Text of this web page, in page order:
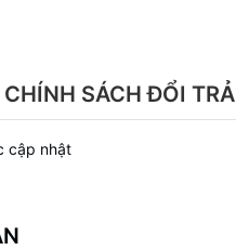
CHÍNH SÁCH ĐỔI TRẢ
cập nhật